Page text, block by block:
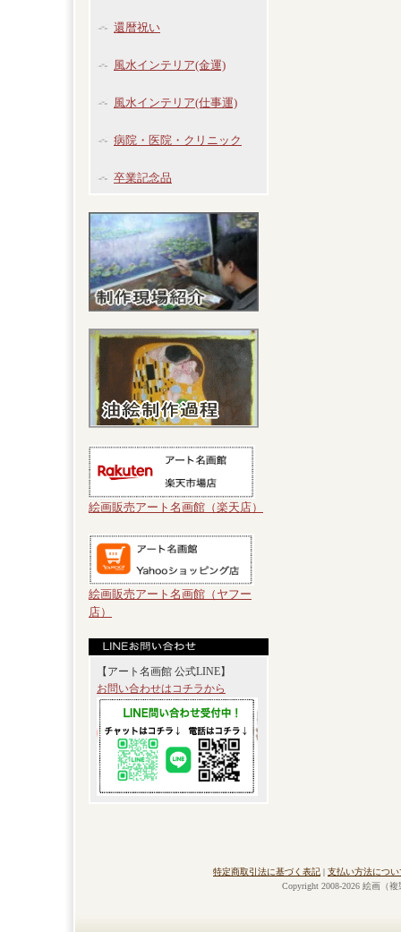
還暦祝い
風水インテリア(金運)
風水インテリア(仕事運)
病院・医院・クリニック
卒業記念品
絵画販売アート名画館（楽天店）
絵画販売アート名画館（ヤフー
店）
【アート名画館 公式LINE】
お問い合わせはコチラから
特定商取引法に基づく表記 | 支払い方法につい
Copyright 2008-2026 絵画（